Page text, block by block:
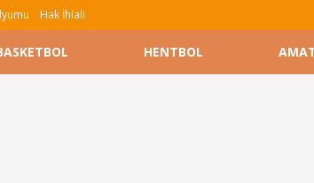
Hak İhlali
HENTBOL